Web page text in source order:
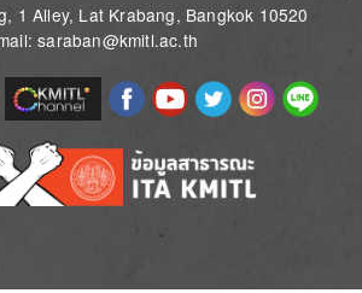
1 Alley, Lat Krabang, Bangkok 10520
saraban@kmitl.ac.th
Image ImageImageImageImageImage